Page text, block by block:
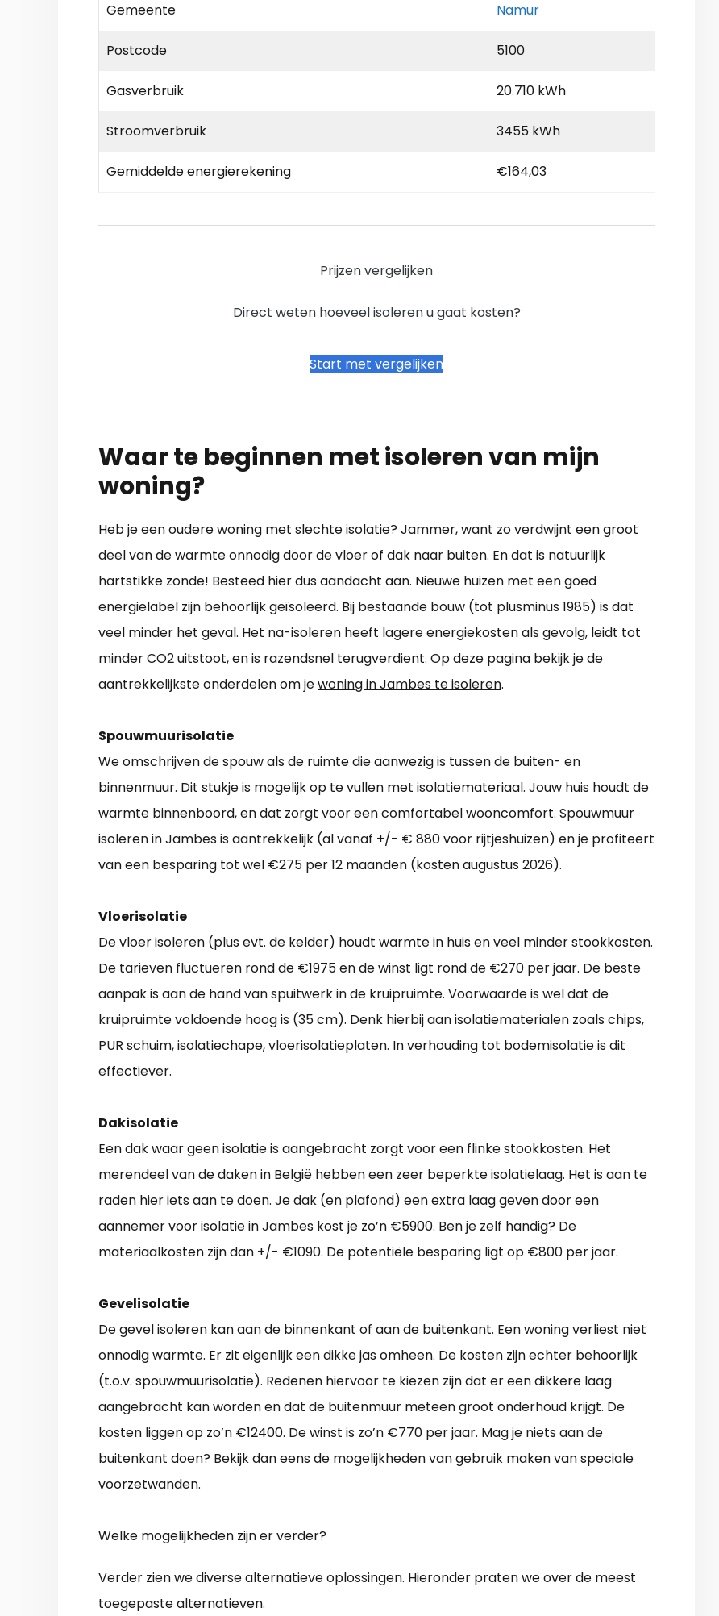
Gemeente Namur
Postcode 5100
Gasverbruik 20.710 kWh
Stroomverbruik 3455 kWh
Gemiddelde energierekening €164,03
Prijzen vergelijken
Direct weten hoeveel isoleren u gaat kosten?
Start met vergelijken
Waar te beginnen met isoleren van mijn
woning?
Heb je een oudere woning met slechte isolatie? Jammer, want zo verdwijnt een groot
deel van de warmte onnodig door de vloer of dak naar buiten. En dat is natuurlijk
hartstikke zonde! Besteed hier dus aandacht aan. Nieuwe huizen met een goed
energielabel zijn behoorlijk geïsoleerd. Bij bestaande bouw (tot plusminus 1985) is dat
veel minder het geval. Het na-isoleren heeft lagere energiekosten als gevolg, leidt tot
minder CO2 uitstoot, en is razendsnel terugverdient. Op deze pagina bekijk je de
aantrekkelijkste onderdelen om jewoning in Jambes te isoleren.
Spouwmuurisolatie
We omschrijven de spouw als de ruimte die aanwezig is tussen de buiten- en
binnenmuur. Dit stukje is mogelijk op te vullen met isolatiemateriaal. Jouw huis houdt de
warmte binnenboord, en dat zorgt voor een comfortabel wooncomfort. Spouwmuur
isoleren in Jambes is aantrekkelijk (al vanaf +/- € 880 voor rijtjeshuizen) en je profiteert
van een besparing tot wel €275 per 12 maanden (kosten augustus 2026).
Vloerisolatie
De vloer isoleren (plus evt. de kelder) houdt warmte in huis en veel minder stookkosten.
De tarieven fluctueren rond de €1975 en de winst ligt rond de €270 per jaar. De beste
aanpak is aan de hand van spuitwerk in de kruipruimte. Voorwaarde is wel dat de
kruipruimte voldoende hoog is (35 cm). Denk hierbij aan isolatiematerialen zoals chips,
PUR schuim, isolatiechape, vloerisolatieplaten. In verhouding tot bodemisolatie is dit
effectiever.
Dakisolatie
Een dak waar geen isolatie is aangebracht zorgt voor een flinke stookkosten. Het
merendeel van de daken in België hebben een zeer beperkte isolatielaag. Het is aan te
raden hier iets aan te doen. Je dak (en plafond) een extra laag geven door een
aannemer voor isolatie in Jambes kost je zo’n €5900. Ben je zelf handig? De
materiaalkosten zijn dan +/- €1090. De potentiële besparing ligt op €800 per jaar.
Gevelisolatie
De gevel isoleren kan aan de binnenkant of aan de buitenkant. Een woning verliest niet
onnodig warmte. Er zit eigenlijk een dikke jas omheen. De kosten zijn echter behoorlijk
(t.o.v. spouwmuurisolatie). Redenen hiervoor te kiezen zijn dat er een dikkere laag
aangebracht kan worden en dat de buitenmuur meteen groot onderhoud krijgt. De
kosten liggen op zo’n €12400. De winst is zo’n €770 per jaar. Mag je niets aan de
buitenkant doen? Bekijk dan eens de mogelijkheden van gebruik maken van speciale
voorzetwanden.
Welke mogelijkheden zijn er verder?
Verder zien we diverse alternatieve oplossingen. Hieronder praten we over de meest
toegepaste alternatieven.